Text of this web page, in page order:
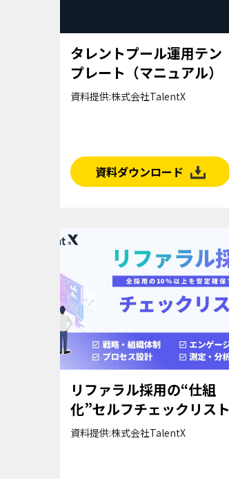
タレントプール運用テン
プレート（マニュアル）
資料提供:株式会社TalentX
資料ダウンロード
リファラル採用の“仕組
化”セルフチェックリスト
資料提供:株式会社TalentX